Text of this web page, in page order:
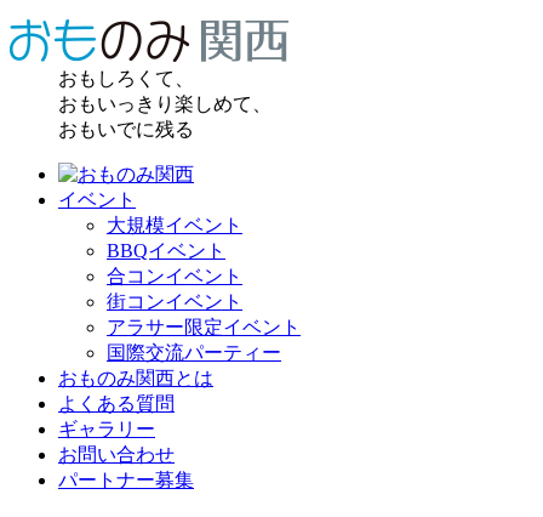
おもしろくて、
おもいっきり楽しめて、
おもいでに残る
イベント
大規模イベント
BBQイベント
合コンイベント
街コンイベント
アラサー限定イベント
国際交流パーティー
おものみ関西とは
よくある質問
ギャラリー
お問い合わせ
パートナー募集